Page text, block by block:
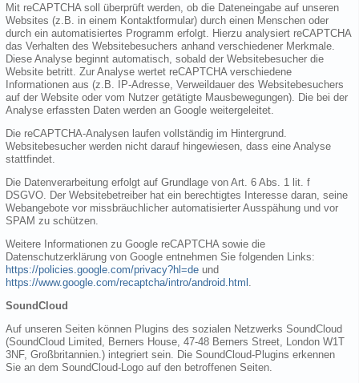
Mit reCAPTCHA soll überprüft werden, ob die Dateneingabe auf unseren
Websites (z.B. in einem Kontaktformular) durch einen Menschen oder
durch ein automatisiertes Programm erfolgt. Hierzu analysiert reCAPTCHA
das Verhalten des Websitebesuchers anhand verschiedener Merkmale.
Diese Analyse beginnt automatisch, sobald der Websitebesucher die
Website betritt. Zur Analyse wertet reCAPTCHA verschiedene
Informationen aus (z.B. IP-Adresse, Verweildauer des Websitebesuchers
auf der Website oder vom Nutzer getätigte Mausbewegungen). Die bei der
Analyse erfassten Daten werden an Google weitergeleitet.
Die reCAPTCHA-Analysen laufen vollständig im Hintergrund.
Websitebesucher werden nicht darauf hingewiesen, dass eine Analyse
stattfindet.
Die Datenverarbeitung erfolgt auf Grundlage von Art. 6 Abs. 1 lit. f
DSGVO. Der Websitebetreiber hat ein berechtigtes Interesse daran, seine
Webangebote vor missbräuchlicher automatisierter Ausspähung und vor
SPAM zu schützen.
Weitere Informationen zu Google reCAPTCHA sowie die
Datenschutzerklärung von Google entnehmen Sie folgenden Links:
https://policies.google.com/privacy?hl=de und
https://www.google.com/recaptcha/intro/android.html
SoundCloud
Auf unseren Seiten können Plugins des sozialen Netzwerks SoundCloud
(SoundCloud Limited, Berners House, 47-48 Berners Street, London W1T
3NF, Großbritannien.) integriert sein. Die SoundCloud-Plugins erkennen
Sie an dem SoundCloud-Logo auf den betroffenen Seiten.